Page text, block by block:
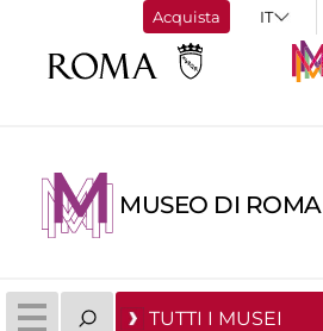
Acquista
MUSEO DI ROMA
TUTTI I MUSEI